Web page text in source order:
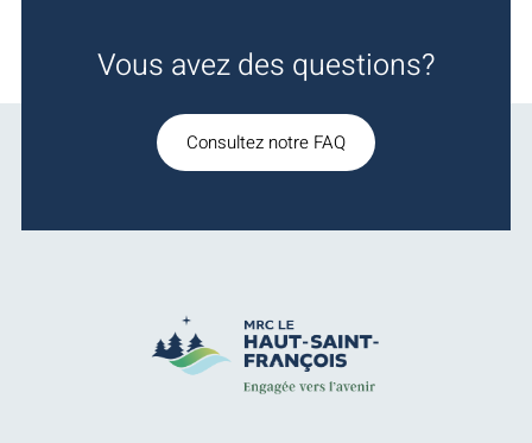
Vous avez des questions?
Consultez notre FAQ